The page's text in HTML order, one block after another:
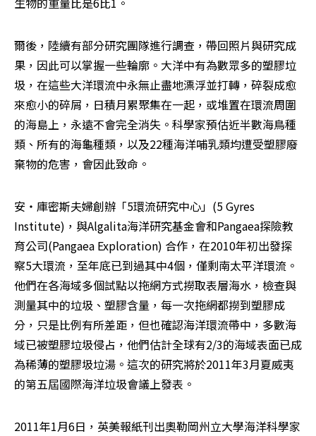
爾後，陸續有部分研究團隊進行調查，帶回照片與研究成
果，因此可以掌握一些輪廓。大洋中有為數眾多的塑膠垃
圾，在這些大洋環流中永無止盡地漂浮並打轉，碎裂成愈
來愈小的碎屑，日積月累聚集在一起，或堆置在環流周圍
的海島上，永遠不會完全消失。科學家預估近半數海鳥種
類、所有的海龜種類，以及22種海洋哺乳類均遭受塑膠廢
棄物的危害，會因此致命。
安‧庫密斯夫婦創辦「5環流研究中心」(5 Gyres
Institute)，與Algalita海洋研究基金會和Pangaea探險教
育公司(Pangaea Exploration) 合作，在2010年初出發探
察5大環流，至年底已到過其中4個，僅剩南太平洋環流。
他們在各海域多個試點以拖網方式撈取表層海水，檢查與
測量其中的垃圾、塑膠含量，每一次拖網都撈到塑膠成
分，只是比例有所差距，但也確認海洋環流帶中，多數海
域已被塑膠垃圾侵占，他們估計全球有2/3的海域表面已成
為稀薄的塑膠圾垃湯。這次的研究將於2011年3月夏威夷
的第五屆國際海洋垃圾會議上發表。
2011年1月6日，英美報紙刊出奧勒岡州立大學海洋科學家